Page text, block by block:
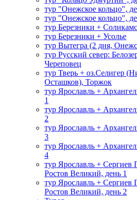
тур "Онежское кольцо",
тур "Онежское кольцо",
тур Березники +
тур Березники + Усолье
тур Вытегра (2 дня,
тур Русский север:
Череповец
тур Тверь + оз.Селигер
Осташков), Торжок
тур Ярославль +
1
тур Ярославль +
2
тур Ярославль +
3
тур Ярославль +
4
тур Ярославль + Сергиев
Ростов Великий, день 1
тур Ярославль + Сергиев
Ростов Великий, день 2